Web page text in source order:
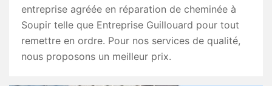
entreprise agréée en réparation de cheminée à
Soupir telle que Entreprise Guillouard pour tout
remettre en ordre. Pour nos services de qualité,
nous proposons un meilleur prix.